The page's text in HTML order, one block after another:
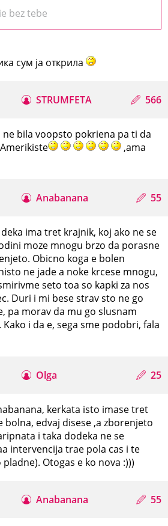
bez tebe
сум ја открила
STRUMFETA 566
ne bila voopsto pokriena pa ti da
,ama
Anabanana 55
ima tret krajnik, koj ako ne se
moze mnogu brzo da porasne
Obicno koga e bolen
ne jade a noke krcese mnogu,
seto toa so kapki za nos
Duri i mi bese strav sto ne go
pa morav da mu go slusnam
i da e, sega sme podobri, fala
Olga 25
kerkata isto imase tret
bolna, edvaj disese ,a zborenjeto
i taka dodeka ne se
intervencija trae pola cas i te
Otogas e ko nova :)))
Anabanana 55